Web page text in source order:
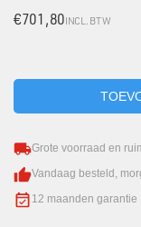
€701,80INCL. BTW
Grote voorraad en
Vandaag besteld,
12 maanden garantie